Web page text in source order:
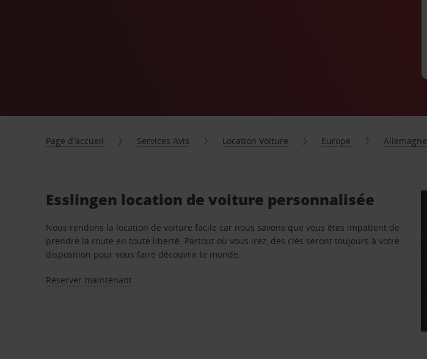
Page d'accueil Services Avis Location Voiture Europe Allemagne
Esslingen location de voiture personnalisée
Nous rendons la location de voiture facile car nous savons que vous êtes impatient de
prendre la route en toute liberté. Partout où vous irez, des clés seront toujours à votre
disposition pour vous faire découvrir le monde.
Réserver maintenant